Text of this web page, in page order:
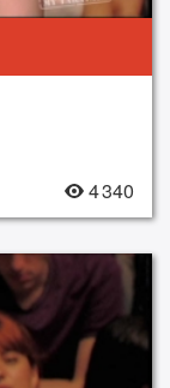
4 340